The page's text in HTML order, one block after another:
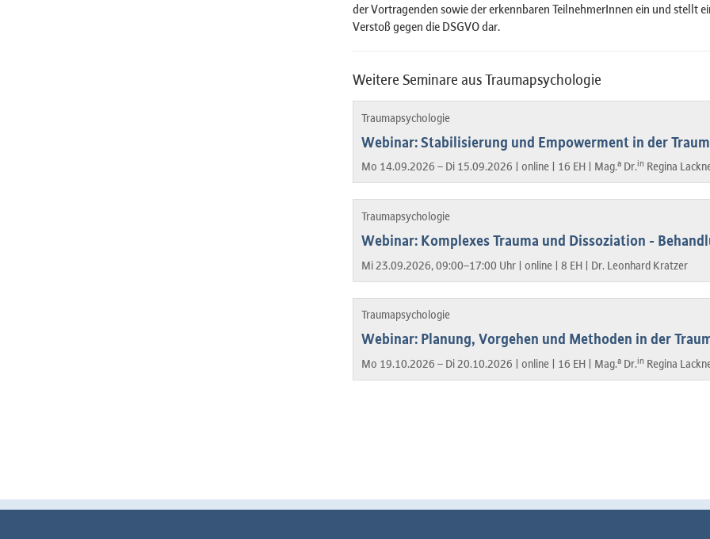
der Vortragenden sowie der erkennbaren TeilnehmerInnen ein und stellt
Verstoß gegen die DSGVO dar.
Weitere Seminare aus Traumapsychologie
Traumapsychologie
Webinar: Stabilisierung und Empowerment in der
Mo 14.09.2026 – Di 15.09.2026 | online | 16 EH | Mag.aDr.in Regina
Traumapsychologie
Webinar: Komplexes Trauma und Dissoziation -
Mi 23.09.2026, 09:00–17:00 Uhr | online | 8 EH | Dr. Leonhard Kratzer
Traumapsychologie
Webinar: Planung, Vorgehen und Methoden in der
Mo 19.10.2026 – Di 20.10.2026 | online | 16 EH | Mag.aDr.in Regina